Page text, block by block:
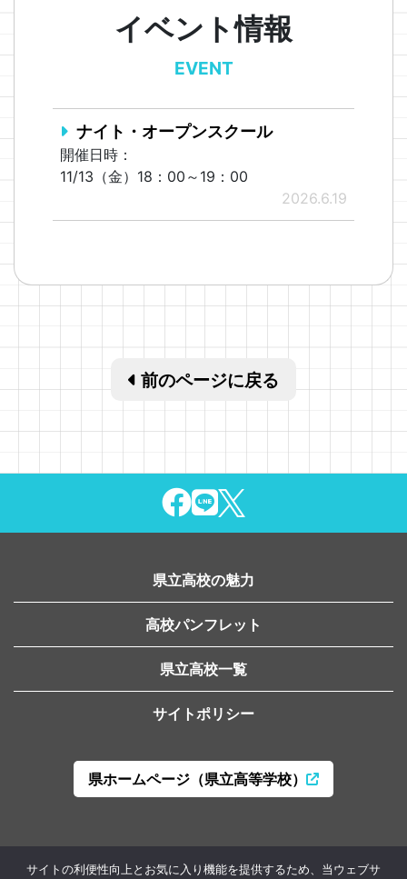
イベント情報
EVENT
ナイト・オープンスクール
開催日時：
11/13（金）18：00～19：00
2026.6.19
前のページに戻る
県立高校の魅力
高校パンフレット
県立高校一覧
サイトポリシー
県ホームページ（県立高等学校）
サイトの利便性向上とお気に入り機能を提供するため、当ウェブサ